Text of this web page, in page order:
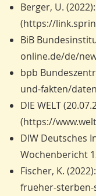
Berger, U.
(https://
BiB
online.de/de/
bpb
und-fakten/
DIE WELT
(https://
DIW Deutsches
Wochenbericht
Fischer, K.
frueher-